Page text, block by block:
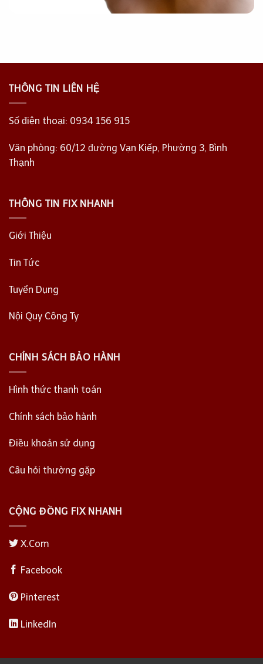
THÔNG TIN LIÊN HỆ
Số điện thoại: 0934 156 915
Văn phòng: 60/12 đường Vạn Kiếp, Phường 3, Bình
Thạnh
THÔNG TIN FIX NHANH
Giới Thiệu
Tin Tức
Tuyển Dụng
Nội Quy Công Ty
CHÍNH SÁCH BẢO HÀNH
Hình thức thanh toán
Chính sách bảo hành
Điều khoản sử dụng
Câu hỏi thường gặp
CỘNG ĐỒNG FIX NHANH
X.Com
Facebook
Pinterest
LinkedIn